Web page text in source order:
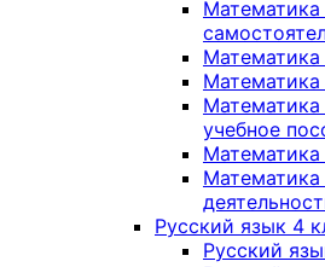
Математика
Математика
Математика
учебное
Математика
Русский язык 4
Русский